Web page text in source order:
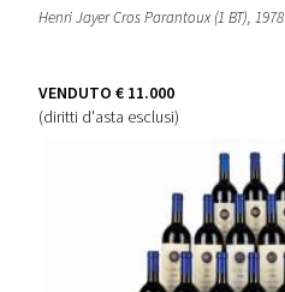
Henri Jayer Cros Parantoux (1 BT), 1978
VENDUTO € 11.000
(diritti d'asta esclusi)